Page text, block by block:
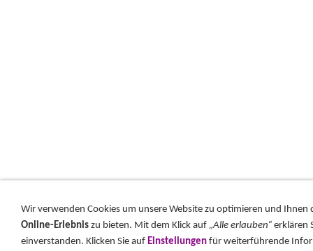
Wir verwenden Cookies um unsere Website zu optimieren und Ihnen
Online-Erlebnis zu bieten. Mit dem Klick auf „Alle erlauben“ erklären
einverstanden. Klicken Sie auf Einstellungen für weiterführende